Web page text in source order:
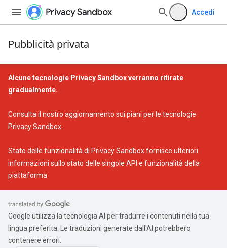
Accedi
Pubblicità privata
Alcune tecnologie Privacy Sandbox verranno ritirate
gradualmente.
Consulta il nostro aggiornamento sui piani per le tecnologie
Privacy Sandbox
Stato delle funzionalità di Privacy Sandboxfornisce ulteriori
informazioni sullo stato delle singole API e funzionalità della
piattaforma.
Google utilizza la tecnologia AI per tradurre i contenuti nella tua
lingua preferita. Le traduzioni generate dall'AI potrebbero
contenere errori.